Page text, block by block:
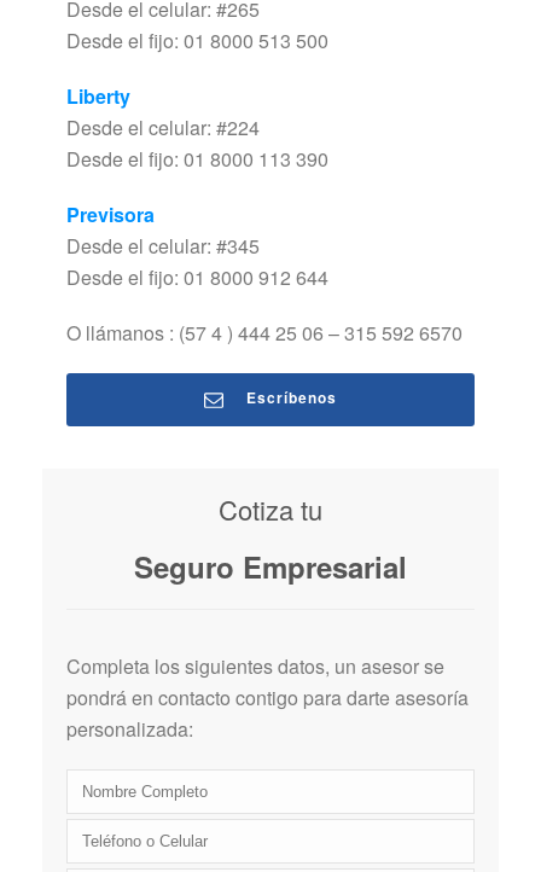
Desde el celular: #265
Desde el fijo: 01 8000 513 500
Liberty
Desde el celular: #224
Desde el fijo: 01 8000 113 390
Previsora
Desde el celular: #345
Desde el fijo: 01 8000 912 644
O llámanos : (57 4 ) 444 25 06 – 315 592 6570
Escríbenos
Cotiza tu
Seguro Empresarial
Completa los siguientes datos, un asesor se
pondrá en contacto contigo para darte asesoría
personalizada: